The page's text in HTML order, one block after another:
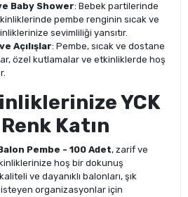
Baby Shower: Bebek partilerinde
pembe renginin sıcak ve
sevimliliği yansıtır.
Açılışlar: Pembe, sıcak ve dostane
özel kutlamalar ve etkinliklerde hoş
YCK
Katın
Pembe - 100 Adet, zarif ve
hoş bir dokunuş
ve dayanıklı balonları, şık
organizasyonlar için